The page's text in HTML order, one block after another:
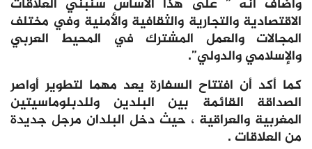
وأضاف أنه ” على هذا الأساس سنبني العلاقات
الاقتصادية والتجارية والثقافية والأمنية وفي مختلف
المجالات والعمل المشترك في المحيط العربي
والإسلامي والدولي”.
كما أكد أن افتتاح السفارة يعد مهما لتطوير أواصر
الصداقة القائمة بين البلدين وللدبلوماسيتين
المغربية والعراقية ، حيث دخل البلدان مرجل جديدة
من العلاقات .